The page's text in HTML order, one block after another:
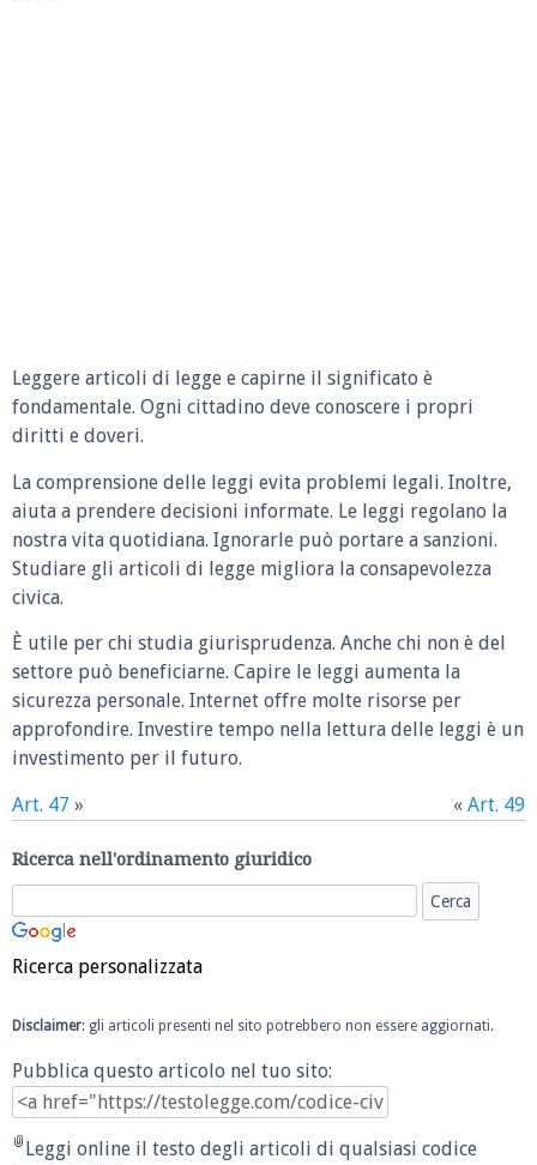
Leggere articoli di legge e capirne il significato è
fondamentale. Ogni cittadino deve conoscere i propri
diritti e doveri.
La comprensione delle leggi evita problemi legali. Inoltre,
aiuta a prendere decisioni informate. Le leggi regolano la
nostra vita quotidiana. Ignorarle può portare a sanzioni.
Studiare gli articoli di legge migliora la consapevolezza
civica.
È utile per chi studia giurisprudenza. Anche chi non è del
settore può beneficiarne. Capire le leggi aumenta la
sicurezza personale. Internet offre molte risorse per
approfondire. Investire tempo nella lettura delle leggi è un
investimento per il futuro.
Art. 47 » « Art. 49
Ricerca nell'ordinamento giuridico
Ricerca personalizzata
Disclaimer: gli articoli presenti nel sito potrebbero non essere aggiornati.
Pubblica questo articolo nel tuo sito:
Leggi online il testo degli articoli di qualsiasi codice